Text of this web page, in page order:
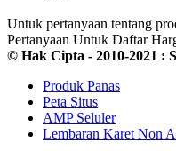
Untuk pertanyaan tentang
Pertanyaan Untuk Daftar
© Hak Cipta - 2010-2021 :
Produk Panas
Peta Situs
AMP Seluler
Lembaran Karet Non